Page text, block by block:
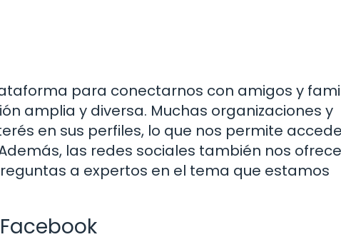
para conectarnos con amigos y
amplia y diversa. Muchas organizaciones y
en sus perfiles, lo que nos permite
las redes sociales también nos
a expertos en el tema que estamos